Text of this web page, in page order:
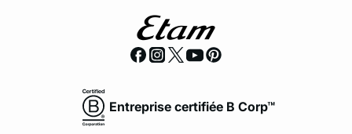
Entreprise certifiée B Corp™